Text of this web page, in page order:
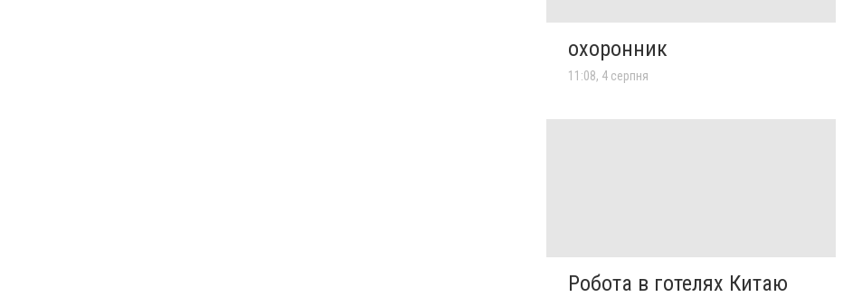
охоронник
11:08, 4 серпня
Робота в готелях Китаю